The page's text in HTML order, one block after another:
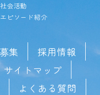
社会活動
エピソード紹介
集
採用情報
サイトマップ
よくある質問